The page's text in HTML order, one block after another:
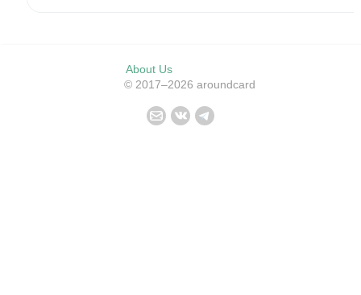
About Us
© 2017–2026 aroundcard